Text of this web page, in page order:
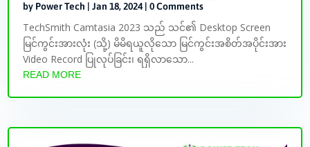
by Power Tech |Jan 18, 2024| 0 Comments
TechSmith Camtasia 2023 သည် သင်၏ Desktop Screen
မြင်ကွင်းအားလုံး (သို့) မိမိရယူလိုသော မြင်ကွင်းအစိတ်အပိုင်းအား
Video Record ပြုလုပ်ခြင်း၊ ရရှိလာသော...
READ MORE